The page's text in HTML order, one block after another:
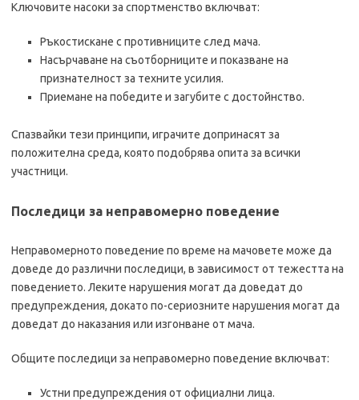
Ключовите насоки за спортменство включват:
Ръкостискане с противниците след мача.
Насърчаване на съотборниците и показване на
признателност за техните усилия.
Приемане на победите и загубите с достойнство.
Спазвайки тези принципи, играчите допринасят за
положителна среда, която подобрява опита за всички
участници.
Последици за неправомерно поведение
Неправомерното поведение по време на мачовете може да
доведе до различни последици, в зависимост от тежестта на
поведението. Леките нарушения могат да доведат до
предупреждения, докато по-сериозните нарушения могат да
доведат до наказания или изгонване от мача.
Общите последици за неправомерно поведение включват:
Устни предупреждения от официални лица.